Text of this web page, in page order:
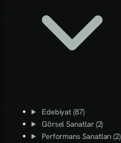
Edebiyat (87)
Görsel Sanatlar (2)
Performans Sanatları (2)